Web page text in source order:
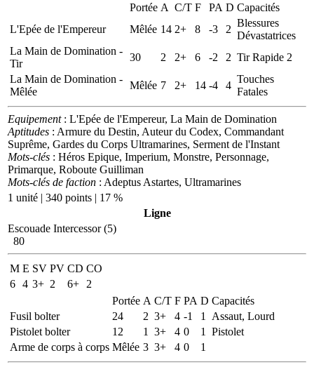
Portée A C/T F PA D Capacités
L'Epée de l'Empereur
Mêlée 14 2+ 8 -3 2
Blessures
Dévastatrices
La Main de Domination -
Tir
30 2 2+ 6 -2 2 Tir Rapide 2
La Main de Domination -
Mêlée
Mêlée 7 2+ 14 -4 4
Touches
Fatales
Equipement: L'Epée de l'Empereur, La Main de Domination
Aptitudes : Armure du Destin, Auteur du Codex, Commandant
Suprême, Gardes du Corps Ultramarines, Serment de l'Instant
Mots-clés : Héros Epique, Imperium, Monstre, Personnage,
Primarque, Roboute Guilliman
Mots-clés de faction : Adeptus Astartes, Ultramarines
1 unité | 340 points | 17 %
Ligne
Escouade Intercessor (5)
80
M E SV PV CD CO
6 4 3+ 2 6+
2
Portée A C/T F PA D Capacités
Fusil bolter
24 2 3+ 4 -1 1
Assaut, Lourd
Pistolet bolter
12 1 3+ 4 0 1
Pistolet
Arme de corps à corps Mêlée 3 3+ 4 0 1